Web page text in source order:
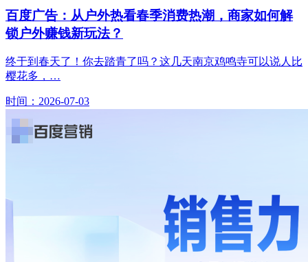
百度广告：从户外热看春季消费热潮，商家如何解
锁户外赚钱新玩法？
终于到春天了！你去踏青了吗？这几天南京鸡鸣寺可以说人比
樱花多，…
时间：2026-07-03